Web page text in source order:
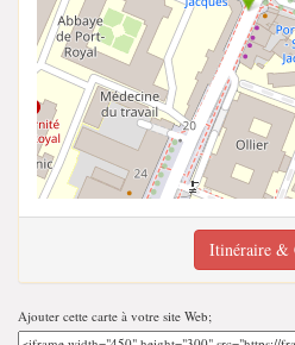
Itinéraire &
Ajouter cette carte à votre site Web;